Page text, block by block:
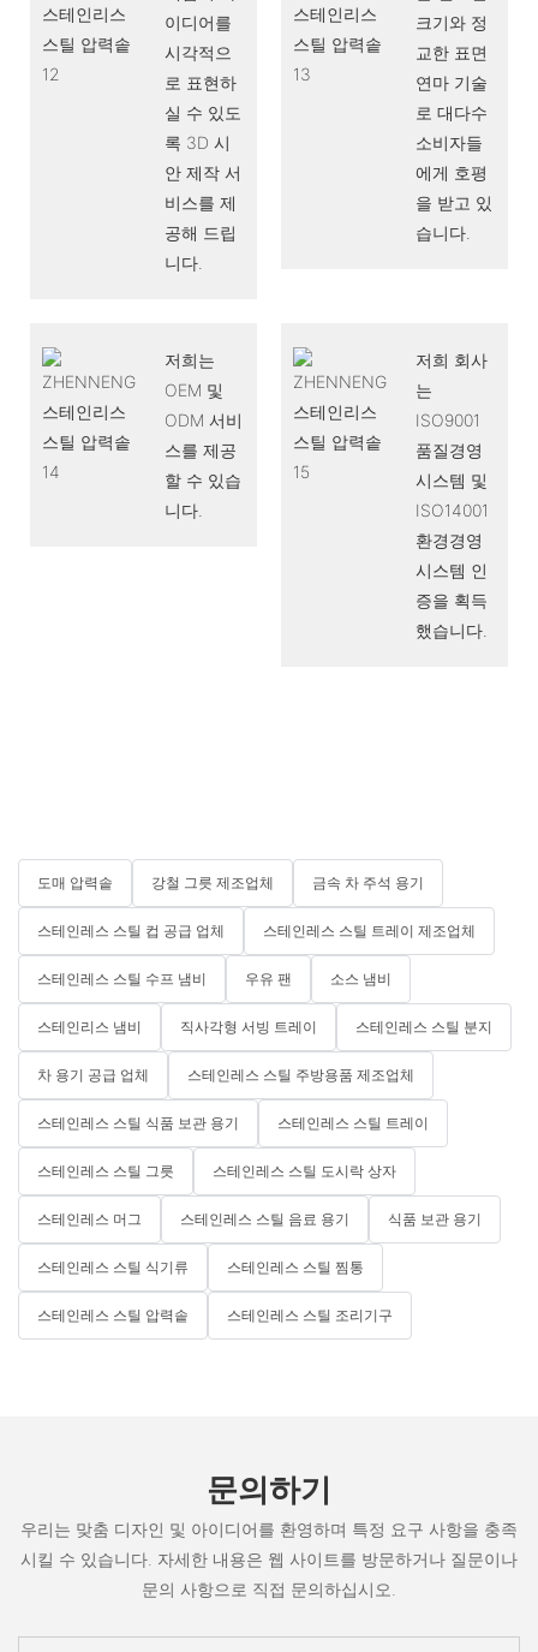
이디어를
시각적으
로 표현하
실 수 있도
록 3D 시
안 제작 서
비스를 제
공해 드립
니다.
크기와 정
교한 표면
연마 기술
로 대다수
소비자들
에게 호평
을 받고 있
습니다.
저희는
OEM 및
ODM 서비
스를 제공
할 수 있습
니다.
저희 회사
는
ISO9001
품질경영
시스템 및
ISO14001
환경경영
시스템 인
증을 획득
했습니다.
도매 압력솥 강철 그릇 제조업체 금속 차 주석 용기
스테인레스 스틸 컵 공급 업체 스테인레스 스틸 트레이 제조업체
스테인레스 스틸 수프 냄비 우유 팬 소스 냄비
스테인리스 냄비 직사각형 서빙 트레이 스테인레스 스틸 분지
차 용기 공급 업체 스테인레스 스틸 주방용품 제조업체
스테인레스 스틸 식품 보관 용기 스테인레스 스틸 트레이
스테인레스 스틸 그릇 스테인레스 스틸 도시락 상자
스테인레스 머그 스테인레스 스틸 음료 용기 식품 보관 용기
스테인레스 스틸 식기류 스테인레스 스틸 찜통
스테인레스 스틸 압력솥 스테인레스 스틸 조리기구
문의하기
우리는 맞춤 디자인 및 아이디어를 환영하며 특정 요구 사항을 충족
시킬 수 있습니다. 자세한 내용은 웹 사이트를 방문하거나 질문이나
문의 사항으로 직접 문의하십시오.